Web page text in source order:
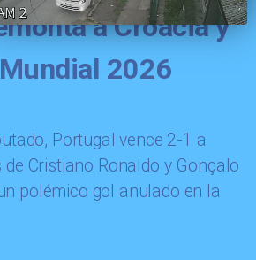
a Croacia y
2026
Portugal vence 2-1 a
Cristiano Ronaldo y Gonçalo
polémico gol anulado en la